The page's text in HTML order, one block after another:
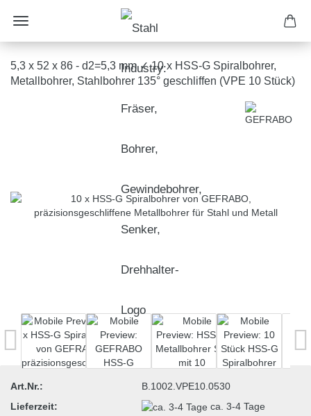
5,3 x 52 x 86 - d2=5,3 mm ✓ 10 x HSS-G Spiralbohrer,
Metallbohrer, Stahlbohrer 135° geschliffen (VPE 10 Stück)
Art.Nr.:
B.1002.VPE10.0530
Lieferzeit:
ca. 3-4 Tage